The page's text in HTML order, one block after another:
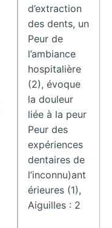
d’extraction
des dents, un
Peur de
l’ambiance
hospitalière
(2), évoque
la douleur
liée à la peur
Peur des
expériences
dentaires de
l’inconnu)ant
érieures (1),
Aiguilles : 2